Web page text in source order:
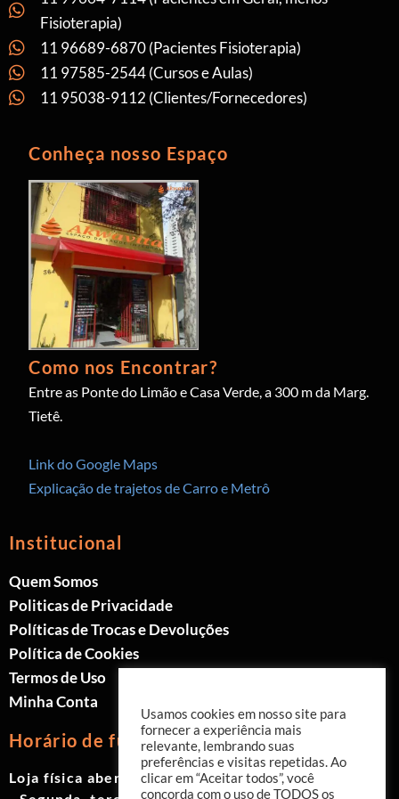
Fisioterapia)
11 96689-6870 (Pacientes Fisioterapia)
11 97585-2544 (Cursos e Aulas)
11 95038-9112 (Clientes/Fornecedores)
Conheça nosso Espaço
Como nos Encontrar?
Entre as Ponte do Limão e Casa Verde, a 300 m da Marg.
Tietê.
Link do Google Maps
Explicação de trajetos de Carro e Metrô
Institucional
Quem Somos
Politicas de Privacidade
Políticas de Trocas e Devoluções
Política de Cookies
Termos de Uso
Minha Conta
Horário de funcionamento
Loja física aberta de Segunda à Sábado.
Usamos cookies em nosso site para
fornecer a experiência mais
relevante, lembrando suas
preferências e visitas repetidas. Ao
clicar em “Aceitar todos”, você
concorda com o uso de TODOS os